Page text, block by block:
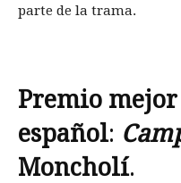
parte de la trama.
Premio
español:
Moncholí.